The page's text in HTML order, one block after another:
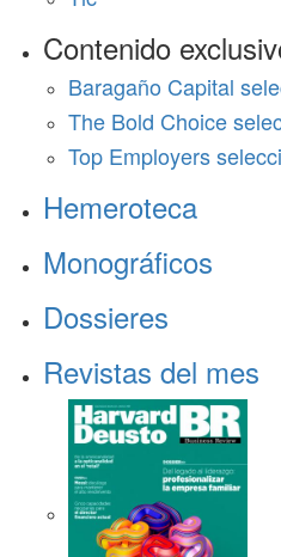
Contenido
Baragaño Capital
The Bold Choice
Top Employers
Hemeroteca
Monográficos
Dossieres
Revistas del mes